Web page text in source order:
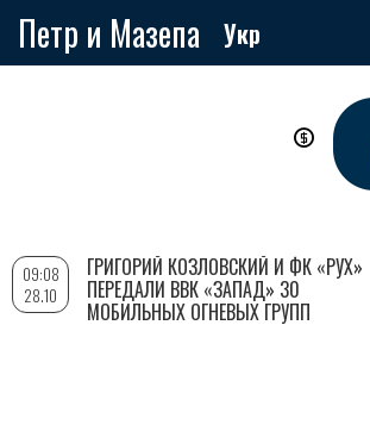
Петр и Мазепа Укр
09:08
28.10
ГРИГОРИЙ КОЗЛОВСКИЙ И ФК «РУХ»
ПЕРЕДАЛИ ВВК «ЗАПАД» 30
МОБИЛЬНЫХ ОГНЕВЫХ ГРУПП